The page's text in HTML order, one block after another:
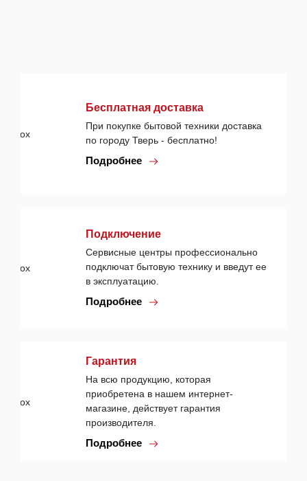
Бесплатная доставка
При покупке бытовой техники доставка
по городу Тверь - бесплатно!
Подробнее
Подключение
Сервисные центры профессионально
подключат бытовую технику и введут ее
в эксплуатацию.
Подробнее
Гарантия
На всю продукцию, которая
приобретена в нашем интернет-
магазине, действует гарантия
производителя.
Подробнее